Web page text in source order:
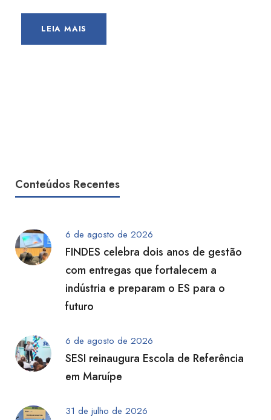
LEIA MAIS
Conteúdos Recentes
6 de agosto de 2026
FINDES celebra dois anos de gestão
com entregas que fortalecem a
indústria e preparam o ES para o
futuro
6 de agosto de 2026
SESI reinaugura Escola de Referência
em Maruípe
31 de julho de 2026